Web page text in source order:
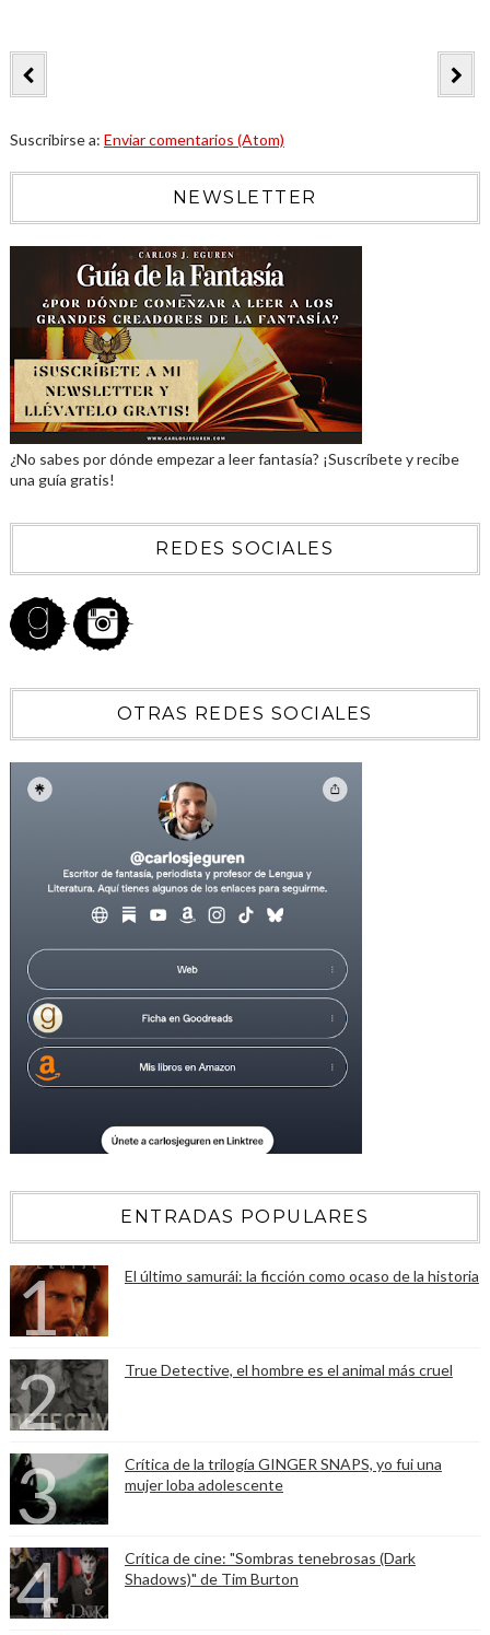
Suscribirse a: Enviar comentarios (Atom)
NEWSLETTER
¿No sabes por dónde empezar a leer fantasía? ¡Suscríbete y recibe
una guía gratis!
REDES SOCIALES
OTRAS REDES SOCIALES
ENTRADAS POPULARES
El último samurái: la ficción como ocaso de la historia
True Detective, el hombre es el animal más cruel
Crítica de la trilogía GINGER SNAPS, yo fui una
mujer loba adolescente
Crítica de cine: "Sombras tenebrosas (Dark
Shadows)" de Tim Burton